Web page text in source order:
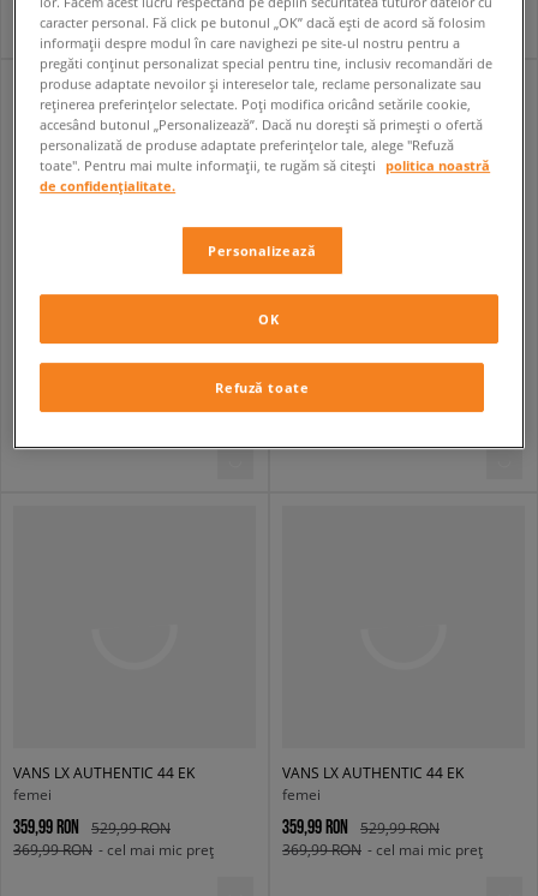
VANS AUTHENTIC
bărbați
239,99 RON - cel mai mic preț
bărbați
269,99 RON
279,99 RON - cel mai mic preț
VANS LX AUTHENTIC 44 EK
femei
359,99 RON
529,99 RON
369,99 RON - cel mai mic preț
VANS LX AUTHENTIC 44 EK
femei
359,99 RON
529,99 RON
369,99 RON - cel mai mic preț
caracter personal. Fă click pe butonul „OK” dacă ești de acord să folosim
informații despre modul în care navighezi pe site-ul nostru pentru a
pregăti conținut personalizat special pentru tine, inclusiv recomandări de
produse adaptate nevoilor și intereselor tale, reclame personalizate sau
reținerea preferințelor selectate. Poți modifica oricând setările cookie,
accesând butonul „Personalizează”. Dacă nu dorești să primești o ofertă
personalizată de produse adaptate preferințelor tale, alege "Refuză
toate". Pentru mai multe informații, te rugăm să citești
politica noastră
de confidențialitate.
Personalizează
Refuză toate
OK